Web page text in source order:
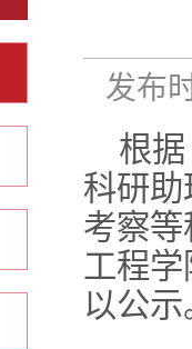
发布
根
科研
考察
工程
以公示